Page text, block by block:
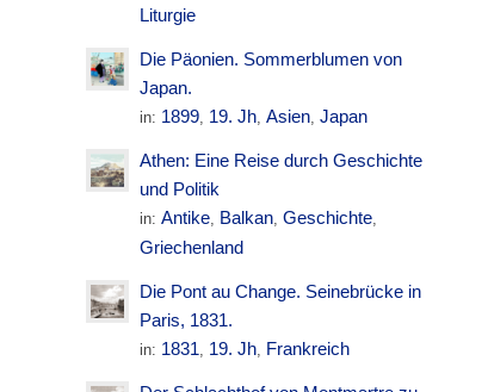
Liturgie
Die Päonien. Sommerblumen von
Japan.
in: 1899, 19. Jh,Asien,Japan
Athen: Eine Reise durch Geschichte
und Politik
in:Antike, Balkan,Geschichte,
Griechenland
Die Pont au Change. Seinebrücke in
Paris, 1831.
in: 1831, 19. Jh, Frankreich